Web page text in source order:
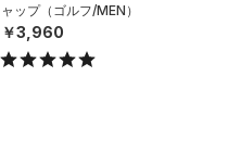
ャップ（ゴルフ/MEN）
￥3,960